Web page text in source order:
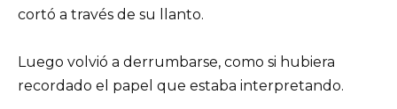
cortó a través de su llanto.
Luego volvió a derrumbarse, como si hubiera
recordado el papel que estaba interpretando.